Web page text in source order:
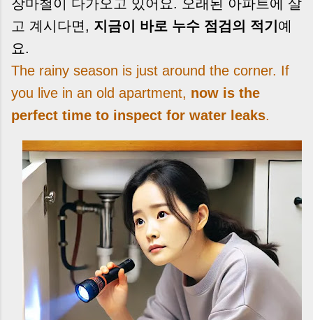
장마철이 다가오고 있어요. 오래된 아파트에 살
고 계시다면, 지금이 바로 누수 점검의 적기예
요.
The rainy season is just around the corner. If
you live in an old apartment, now is the
perfect time to inspect for water leaks.